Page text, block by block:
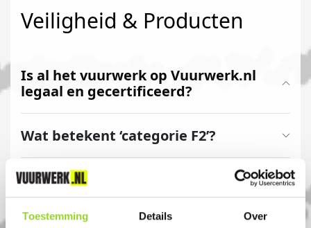
Toestemming Details Over
Veiligheid & Producten
Is al het vuurwerk op Vuurwerk.nl
legaal en gecertificeerd?
Wat betekent ‘categorie F2’?
Mag ik vuurwerk afsteken in een
smalle straat of woonwijk?